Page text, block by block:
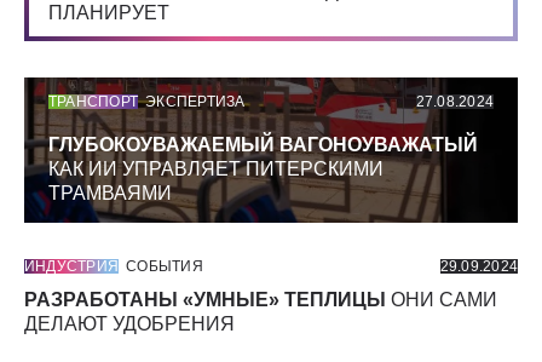
ПЛАНИРУЕТ
ТРАНСПОРТ ЭКСПЕРТИЗА 27.08.2024
ГЛУБОКОУВАЖАЕМЫЙ ВАГОНОУВАЖАТЫЙ
КАК ИИ УПРАВЛЯЕТ ПИТЕРСКИМИ
ТРАМВАЯМИ
ИНДУСТРИЯ СОБЫТИЯ 29.09.2024
РАЗРАБОТАНЫ «УМНЫЕ» ТЕПЛИЦЫ ОНИ САМИ
ДЕЛАЮТ УДОБРЕНИЯ